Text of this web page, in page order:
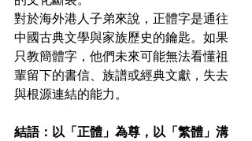
對於海外港人子弟來說，正體字是通往
中國古典文學與家族歷史的鑰匙。如果
只教簡體字，他們未來可能無法看懂祖
輩留下的書信、族譜或經典文獻，失去
與根源連結的能力。
結語：以「正體」為尊，以「繁體」溝